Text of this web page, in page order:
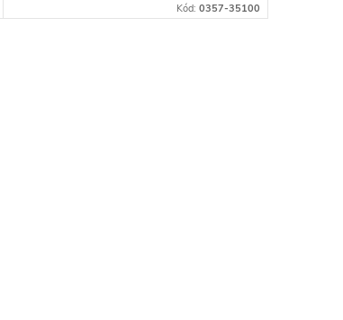
Kód: 0357-35100